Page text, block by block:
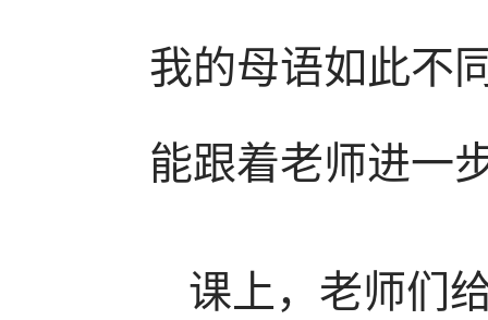
我的母语如此不
能跟着老师进一
课上，老师们